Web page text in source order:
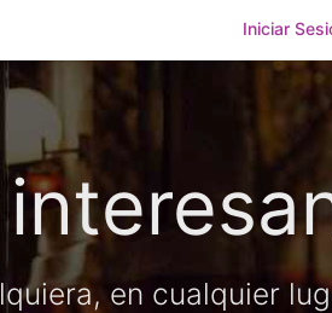
Iniciar
en cualquier